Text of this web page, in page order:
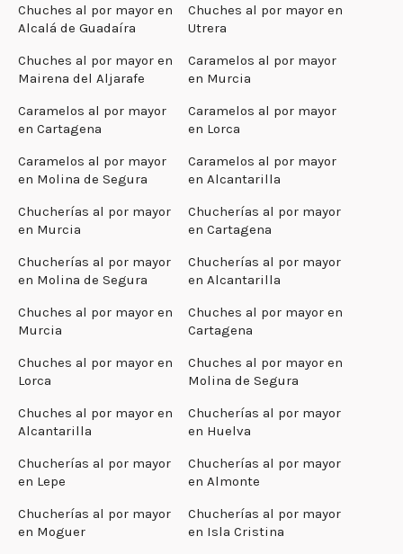
Chuches al por mayor en
Alcalá de Guadaíra
Chuches al por mayor en
Utrera
Chuches al por mayor en
Mairena del Aljarafe
Caramelos al por mayor
en Murcia
Caramelos al por mayor
en Cartagena
Caramelos al por mayor
en Lorca
Caramelos al por mayor
en Molina de Segura
Caramelos al por mayor
en Alcantarilla
Chucherías al por mayor
en Murcia
Chucherías al por mayor
en Cartagena
Chucherías al por mayor
en Molina de Segura
Chucherías al por mayor
en Alcantarilla
Chuches al por mayor en
Murcia
Chuches al por mayor en
Cartagena
Chuches al por mayor en
Lorca
Chuches al por mayor en
Molina de Segura
Chuches al por mayor en
Alcantarilla
Chucherías al por mayor
en Huelva
Chucherías al por mayor
en Lepe
Chucherías al por mayor
en Almonte
Chucherías al por mayor
en Moguer
Chucherías al por mayor
en Isla Cristina